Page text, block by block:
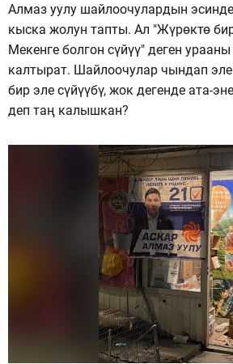
Алмаз уулу шайлоочулардын
кыска жолун тапты. Ал "Жүрөктө
Мекенге болгон сүйүү" деген
калтырат. Шайлоочулар чындап
бир эле сүйүүбү, жок дегенде ата-
деп таң калышкан?